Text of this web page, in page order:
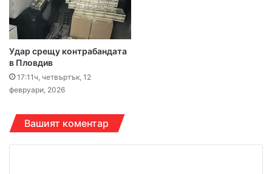
Удар срещу контрабандата
в Пловдив
17:11ч, четвъртък, 12
февруари, 2026
Вашият коментар